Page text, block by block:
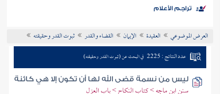
موضوعي
تراجم الأعلام
العرض الموضوعي العقيدة الإيمان القضاء والقدر ثبوت القدر وحقيقته
عدد النتائج : 2225 في البحث عن (ثبوت القدر وحقيقته)
ليس من نسمة قضى الله لها أن تكون إلا هي كائنة
سنن ابن ماجه > كتاب النكاح > باب العزل